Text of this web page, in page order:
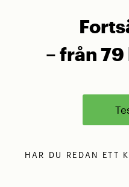
– från
HAR DU REDAN ETT